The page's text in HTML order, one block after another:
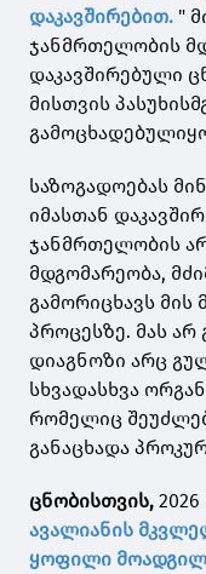
დაკავშირებით. "
ჯანმრთელობის
დაკავშირებული
მისთვის
საზოგადოებას
იმასთან
ჯანმრთელობის
მდგომარეობა,
გამორიცხავს
პროცესზე. მას არ
დიაგნოზი არც
სხვადასხვა
რომელიც
განაცხადა
ცნობისთვის,
ავალიანის
ყოფილი